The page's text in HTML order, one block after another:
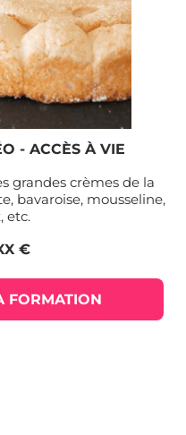
- ACCÈS À VIE
grandes crèmes de la
bavaroise, mousseline,
etc.
€
FORMATION